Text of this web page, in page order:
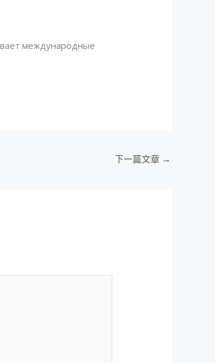
международные
下一篇文章 →